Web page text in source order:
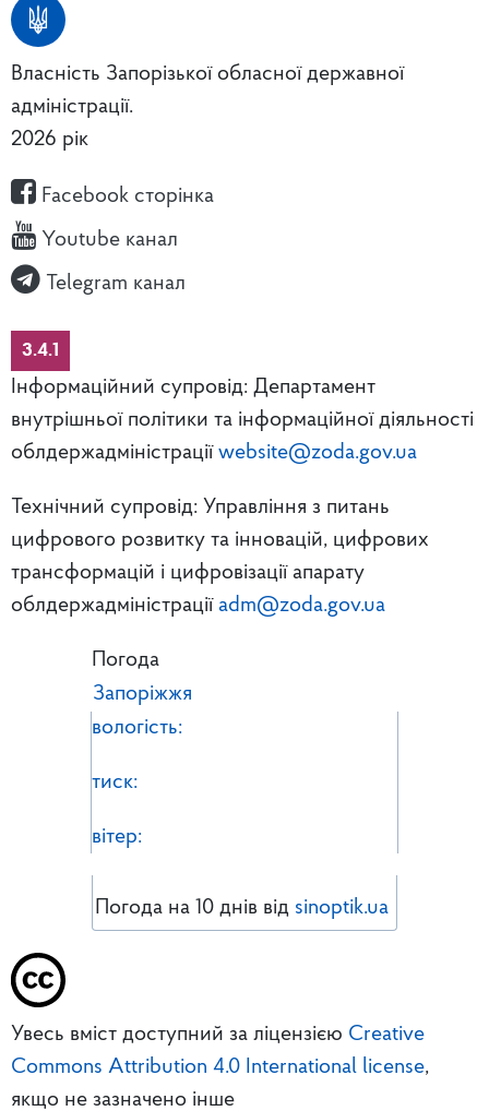
Власність Запорізької обласної державної
адміністрації.
2026 рік
Facebook сторінка
Youtube канал
Telegram канал
3.4.1
Інформаційний супровід: Департамент
внутрішньої політики та інформаційної діяльності
облдержадміністрації website@zoda.gov.ua
Технічний супровід: Управління з питань
цифрового розвитку та інновацій, цифрових
трансформацій і цифровізації апарату
облдержадміністрації adm@zoda.gov.ua
Погода
Запоріжжя
вологість:
тиск:
вітер:
Погода на 10 днів від sinoptik.ua
Увесь вміст доступний за ліцензією Creative
Commons Attribution 4.0 International license,
якщо не зазначено інше